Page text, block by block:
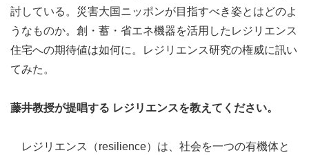
討している。災害大国ニッポンが目指すべき姿とはどのよ
うなものか。創・蓄・省エネ機器を活用したレジリエンス
住宅への期待値は如何に。レジリエンス研究の権威に訊い
てみた。
藤井教授が提唱する レジリエンスを教えてください。
レジリエンス（resilience）は、社会を一つの有機体と